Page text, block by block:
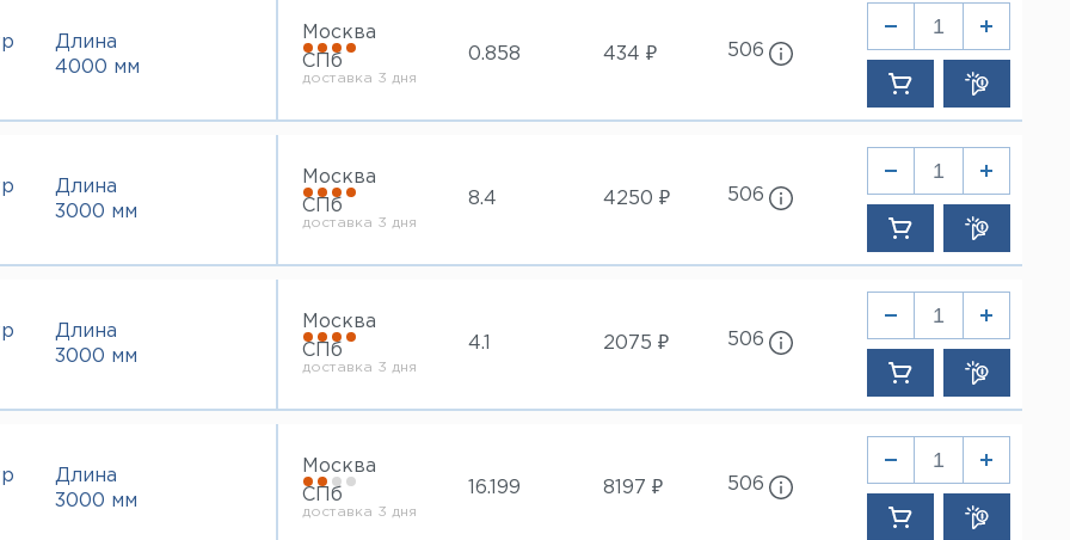
4 мм
5 мм
120 мм
45 мм
60 мм
Длина
4000 мм
Москва
СПб
доставка 3 дня
0.858 434 ₽ 506
Длина
3000 мм
Москва
СПб
доставка 3 дня
8.4 4250 ₽ 506
Длина
3000 мм
Москва
СПб
доставка 3 дня
4.1 2075 ₽ 506
Длина
3000 мм
Москва
СПб
доставка 3 дня
16.199 8197 ₽ 506